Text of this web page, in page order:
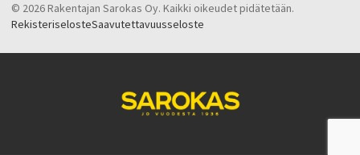
© 2026 Rakentajan Sarokas Oy. Kaikki oikeudet pidätetään.
RekisteriselosteSaavutettavuusseloste